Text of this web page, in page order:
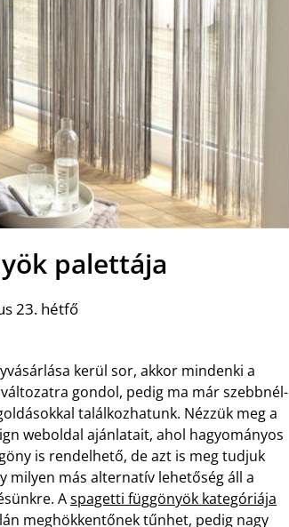
palettája
23. hétfő
kerül sor, akkor mindenki a
gondol, pedig ma már szebbnél-
találkozhatunk. Nézzük meg a
weboldal ajánlatait, ahol hagyományos
is rendelhető, de azt is meg tudjuk
milyen más alternatív lehetőség áll a
Aspagetti függönyök kategóriája
meghökkentőnek tűnhet, pedig nagy